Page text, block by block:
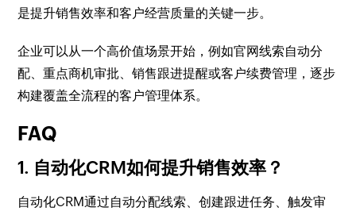
是提升销售效率和客户经营质量的关键一步。
企业可以从一个高价值场景开始，例如官网线索自动分
配、重点商机审批、销售跟进提醒或客户续费管理，逐步
构建覆盖全流程的客户管理体系。
FAQ
1. 自动化CRM如何提升销售效率？
自动化CRM通过自动分配线索、创建跟进任务、触发审